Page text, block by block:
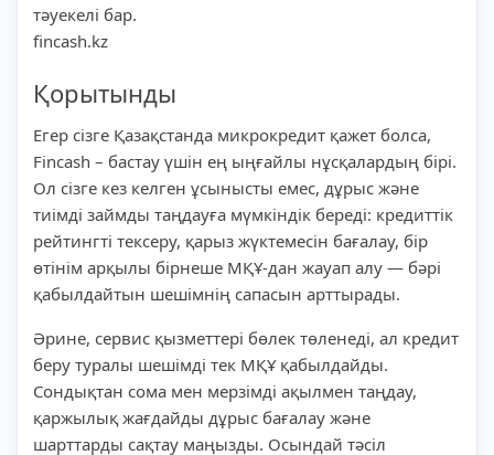
тәуекелі бар.
fincash.kz
Қорытынды
Егер сізге Қазақстанда микрокредит қажет болса,
Fincash – бастау үшін ең ыңғайлы нұсқалардың бірі.
Ол сізге кез келген ұсынысты емес, дұрыс және
тиімді займды таңдауға мүмкіндік береді: кредиттік
рейтингті тексеру, қарыз жүктемесін бағалау, бір
өтінім арқылы бірнеше МҚҰ-дан жауап алу — бәрі
қабылдайтын шешімнің сапасын арттырады.
Әрине, сервис қызметтері бөлек төленеді, ал кредит
беру туралы шешімді тек МҚҰ қабылдайды.
Сондықтан сома мен мерзімді ақылмен таңдау,
қаржылық жағдайды дұрыс бағалау және
шарттарды сақтау маңызды. Осындай тәсіл